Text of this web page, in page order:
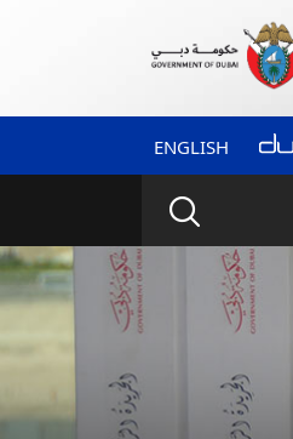
ENGLISH